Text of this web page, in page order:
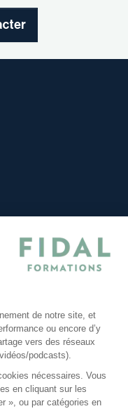
de notre site, et
ou encore d’y
vers des réseaux
podcasts).
nécessaires. Vous
en cliquant sur les
», ou par catégories en